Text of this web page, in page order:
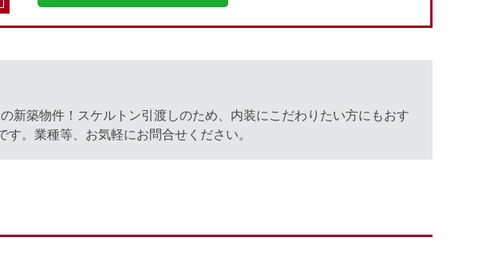
新築物件！スケルトン引渡しのため、内装にこだわりたい方にもおす
。業種等、お気軽にお問合せください。